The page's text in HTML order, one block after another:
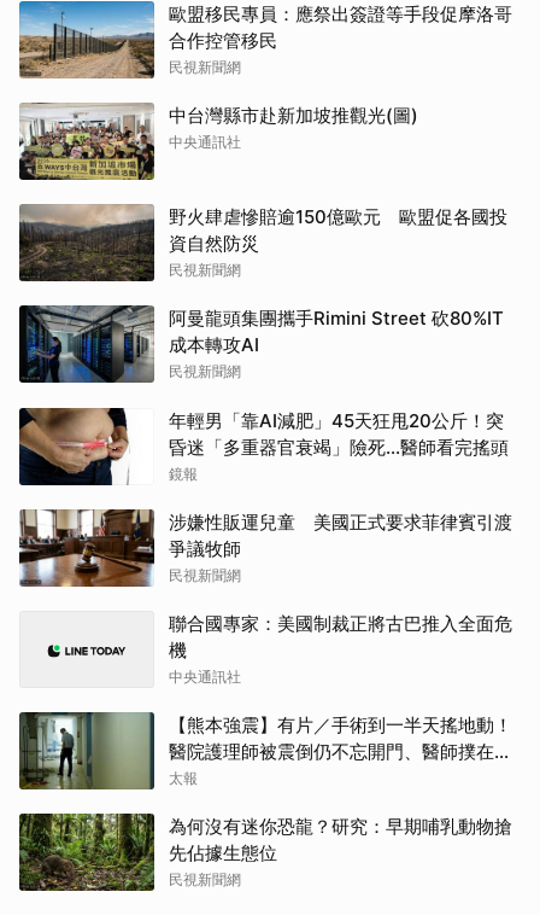
歐盟移民專員：應祭出簽證等手段促摩洛哥
合作控管移民
民視新聞網
中台灣縣市赴新加坡推觀光(圖)
中央通訊社
野火肆虐慘賠逾150億歐元 歐盟促各國投
資自然防災
民視新聞網
阿曼龍頭集團攜手Rimini Street 砍80%IT
成本轉攻AI
民視新聞網
年輕男「靠AI減肥」45天狂甩20公斤！突
昏迷「多重器官衰竭」險死...醫師看完搖頭
鏡報
涉嫌性販運兒童 美國正式要求菲律賓引渡
爭議牧師
民視新聞網
聯合國專家：美國制裁正將古巴推入全面危
機
中央通訊社
【熊本強震】有片／手術到一半天搖地動！
醫院護理師被震倒仍不忘開門、醫師撲在病
人身上保䕶
太報
為何沒有迷你恐龍？研究：早期哺乳動物搶
先佔據生態位
民視新聞網